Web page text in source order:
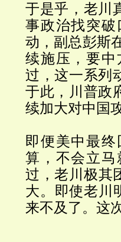
于是乎，老川
事政治找突
动，副总彭斯
续施压，要
过，这一系列
于此，川普政
续加大对中国
即便美中最
算，不会立
过，老川极其
大。即使老川
来不及了。这